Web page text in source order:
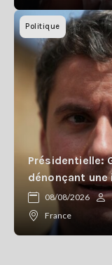
Politique
Présidentielle:
dénonçant une
08/08/2026
France